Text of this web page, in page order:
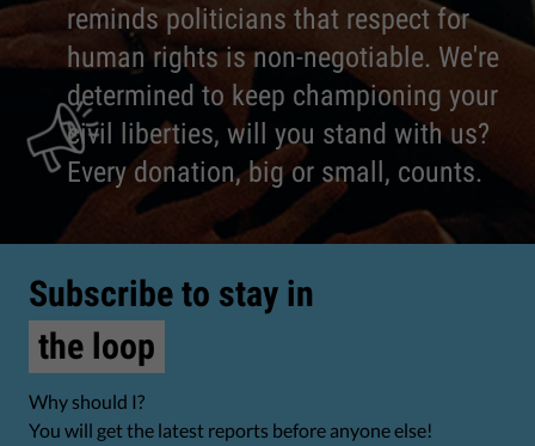
reminds politicians that respect for
human rights is non-negotiable. We're
determined to keep championing your
civil liberties, will you stand with us?
Every donation, big or small, counts.
Subscribe to stay in
the loop
Why should I?
You will get the latest reports before anyone else!